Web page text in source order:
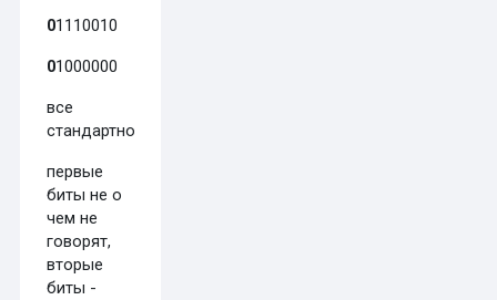
01110010
01000000
все
стандартно:
первые
биты не о
чем не
говорят,
вторые
биты -